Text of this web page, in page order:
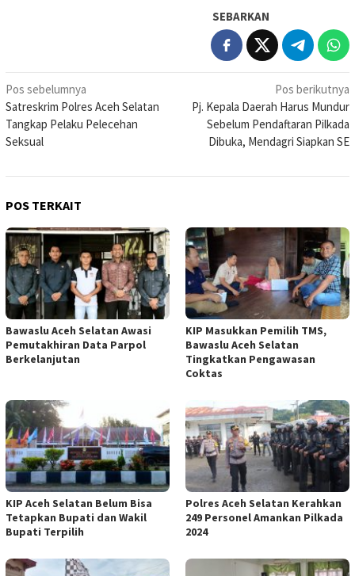
SEBARKAN
Navigasi
pos
Pos sebelumnya
Satreskrim Polres Aceh Selatan
Tangkap Pelaku Pelecehan
Seksual
Pos berikutnya
Pj. Kepala Daerah Harus Mundur
Sebelum Pendaftaran Pilkada
Dibuka, Mendagri Siapkan SE
POS TERKAIT
Bawaslu Aceh Selatan Awasi
Pemutakhiran Data Parpol
Berkelanjutan
KIP Masukkan Pemilih TMS,
Bawaslu Aceh Selatan
Tingkatkan Pengawasan
Coktas
KIP Aceh Selatan Belum Bisa
Tetapkan Bupati dan Wakil
Bupati Terpilih
Polres Aceh Selatan Kerahkan
249 Personel Amankan Pilkada
2024